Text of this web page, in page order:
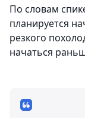
По словам
планируется
резкого
начаться